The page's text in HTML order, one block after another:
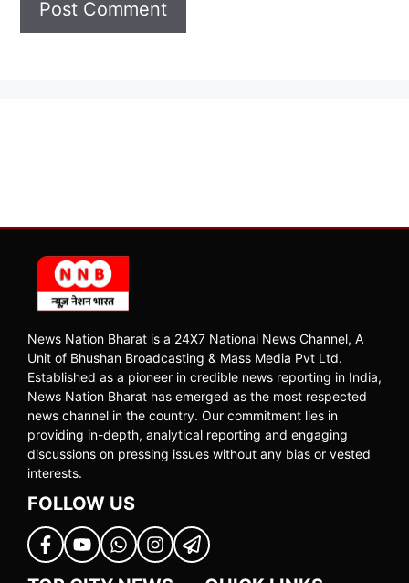
News Nation Bharat is a 24X7 National News Channel, A
Unit of Bhushan Broadcasting & Mass Media Pvt Ltd.
Established as a pioneer in credible news reporting in India,
News Nation Bharat has emerged as the most respected
news channel in the country. Our commitment lies in
providing in-depth, analytical reporting and engaging
discussions on pressing issues without any bias or vested
interests.
FOLLOW US